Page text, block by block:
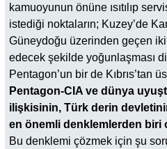
kamuoyunun önüne ısıtılıp
istediği noktaların; Kuzey’de
Güneydoğu üzerinden geçen
edecek şekilde yoğunlaşması
Pentagon’un bir de Kıbrıs’tan
Pentagon-CIA ve dünya
ilişkisinin, Türk derin
en önemli denklemlerden biri
Bu denklemi çözmek için şu